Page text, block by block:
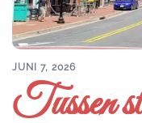
JUNI 7, 2026
Tussen